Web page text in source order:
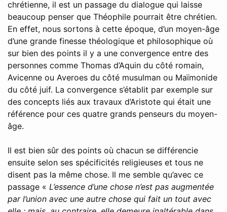
chrétienne, il est un passage du dialogue qui laisse
beaucoup penser que Théophile pourrait être chrétien.
En effet, nous sortons à cette époque, d’un moyen-âge
d’une grande finesse théologique et philosophique où
sur bien des points il y a une convergence entre des
personnes comme Thomas d’Aquin du côté romain,
Avicenne ou Averoes du côté musulman ou Maïmonide
du côté juif. La convergence s’établit par exemple sur
des concepts liés aux travaux d’Aristote qui était une
référence pour ces quatre grands penseurs du moyen-
âge.
Il est bien sûr des points où chacun se différencie
ensuite selon ses spécificités religieuses et tous ne
disent pas la même chose. Il me semble qu’avec ce
passage « L’essence d’une chose n’est pas augmentée
par l’union avec une autre chose qui fait un tout avec